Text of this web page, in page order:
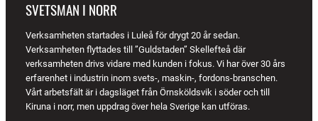
SVETSMAN I NORR
Verksamheten startades i Luleå för drygt 20 år sedan.
Verksamheten flyttades till ”Guldstaden” Skellefteå där
verksamheten drivs vidare med kunden i fokus. Vi har över 30 års
erfarenhet i industrin inom svets-, maskin-, fordons-branschen.
Vårt arbetsfält är i dagsläget från Örnsköldsvik i söder och till
Kiruna i norr, men uppdrag över hela Sverige kan utföras.